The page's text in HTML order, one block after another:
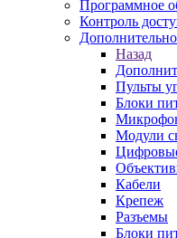
Программное
Контроль
Назад
Пульты
Блоки
Модули
Кабели
Крепеж
Разъемы
Блоки